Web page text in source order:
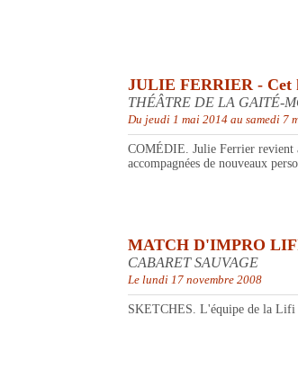
JULIE FERRIER - Cet
THÉÂTRE DE LA GAITÉ-
Du jeudi 1 mai 2014 au samedi 7
COMÉDIE. Julie Ferrier revient
accompagnées de nouveaux
MATCH D'IMPRO
CABARET SAUVAGE
Le lundi 17 novembre 2008
SKETCHES. L'équipe de la Lifi